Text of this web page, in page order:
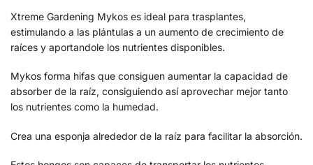
Xtreme Gardening Mykos es ideal para trasplantes,
estimulando a las plántulas a un aumento de crecimiento de
raíces y aportandole los nutrientes disponibles.
Mykos forma hifas que consiguen aumentar la capacidad de
absorber de la raíz, consiguiendo así aprovechar mejor tanto
los nutrientes como la humedad.
Crea una esponja alrededor de la raíz para facilitar la absorción.